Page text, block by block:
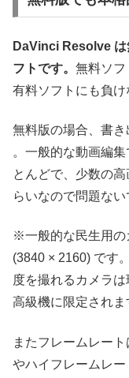
DaVinci Resolve は
フトです。 無料ソフ
有料ソフトにも負け
無料版の場合、書
。一般的な動画編
とんどで、少数の
らいなので問題ない
※一般的な民生用の
(3840 × 2160) です
度を撮れるカメラ
高級機に限定されま
またフレームレー
やハイフレームレ